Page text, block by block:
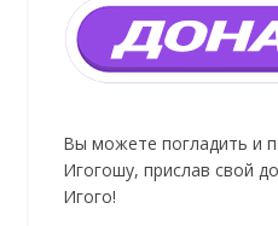
Вы можете погладить и
Игогошу, прислав свой
Игого!